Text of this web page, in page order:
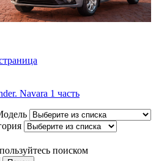
Navara 1 часть
поиском